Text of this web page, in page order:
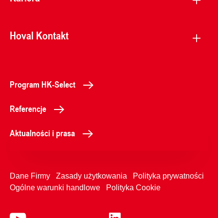
Hoval Kontakt
Program HK-Select
Referencje
Aktualności i prasa
Dane Firmy Zasady użytkowania
Polityka prywatności
Ogólne warunki handlowe
Polityka Cookie